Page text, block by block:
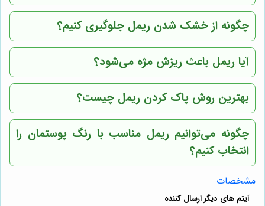
چگونه از خشک شدن ریمل جلوگیری کنیم؟
آیا ریمل باعث ریزش مژه می‌شود؟
بهترین روش پاک کردن ریمل چیست؟
چگونه می‌توانیم ریمل مناسب با رنگ پوستمان را
انتخاب کنیم؟
مشخصات